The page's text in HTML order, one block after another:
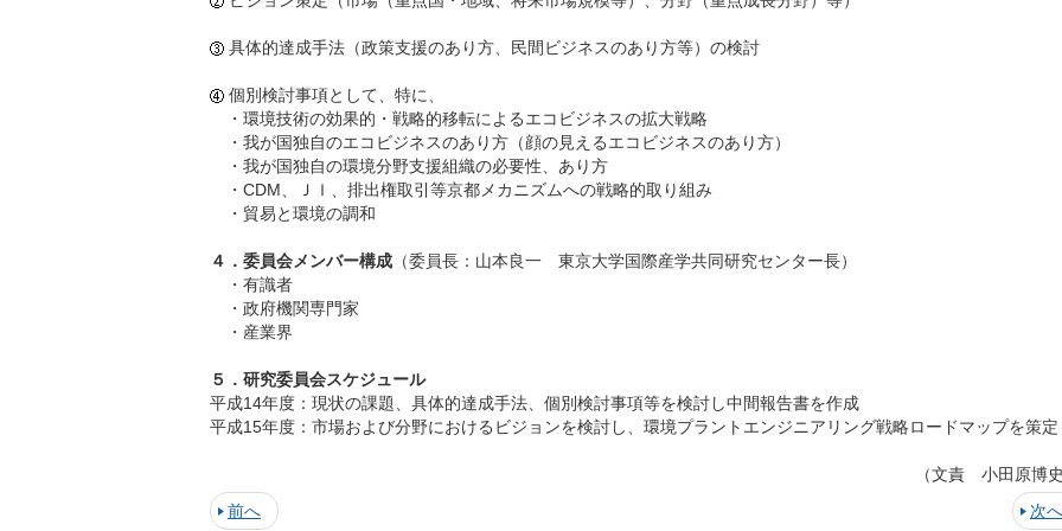
具体的達成手法（政策支援のあり方、民間ビジネスのあり方等）の検討
個別検討事項として、特に、
・ 環境技術の効果的・戦略的移転によるエコビジネスの拡大戦略
・ 我が国独自のエコビジネスのあり方（顔の見えるエコビジネスのあり方）
・ 我が国独自の環境分野支援組織の必要性、あり方
・ CDM、ＪＩ、排出権取引等京都メカニズムへの戦略的取り組み
・ 貿易と環境の調和
４．委員会メンバー構成 （委員長：山本良一 東京大学国際産学共同研究センター長）
・ 有識者
・ 政府機関専門家
・ 産業界
５．研究委員会スケジュール
平成14年度 ： 現状の課題、具体的達成手法、個別検討事項等を検討し中間報告書を作成
平成15年度 ： 市場および分野におけるビジョンを検討し、環境プラントエンジニアリング戦略ロードマップを策定
（文責 小田原博
前へ
次へ